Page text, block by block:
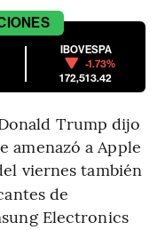
IBOVESPA
-1.73%
172,513.42
Trump dijo
amenazó a Apple
viernes también
de
Electronics